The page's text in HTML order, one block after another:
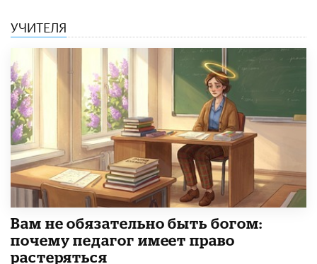
УЧИТЕЛЯ
​Вам не обязательно быть богом:
почему педагог имеет право
растеряться